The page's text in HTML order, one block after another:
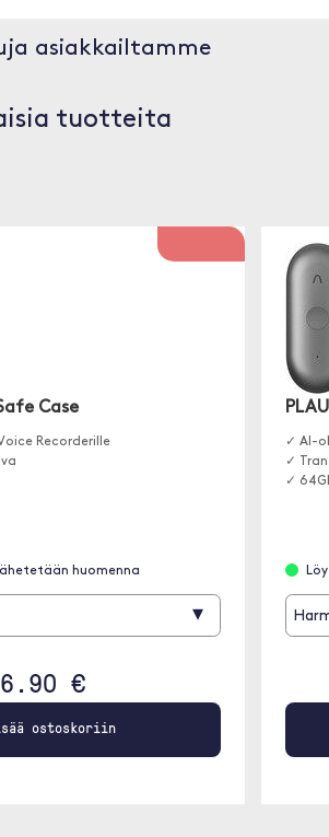
asiakkailtamme
tuotteita
Case
Recorderille
huomenna
▾
€
ostoskoriin
✓ AI-
✓
✓